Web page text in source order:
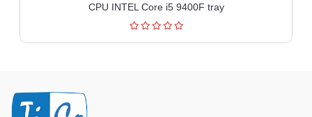
CPU INTEL Core i5 9400F tray